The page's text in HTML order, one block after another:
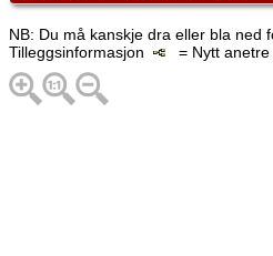
NB: Du må kanskje dra eller bla ned
Tilleggsinformasjon
= Nytt anetre